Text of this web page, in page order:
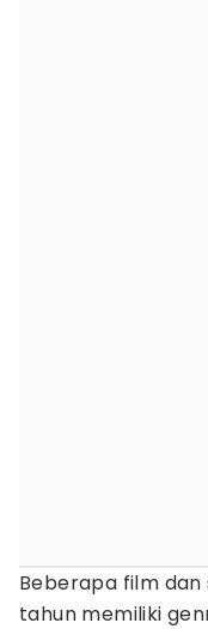
Beberapa film
tahun memiliki